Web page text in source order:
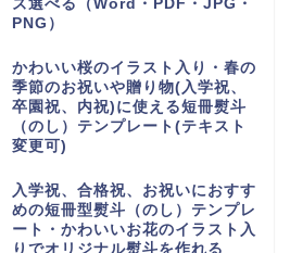
ズ選べる（Word・PDF・JPG・
PNG）
かわいい桜のイラスト入り・春の
季節のお祝いや贈り物(入学祝、
卒園祝、内祝)に使える短冊熨斗
（のし）テンプレート(テキスト
変更可)
入学祝、合格祝、お祝いにおすす
めの短冊型熨斗（のし）テンプレ
ート・かわいいお花のイラスト入
りでオリジナル熨斗を作れる